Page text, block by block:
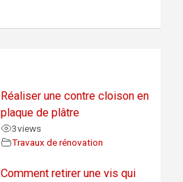
Réaliser une contre cloison en
plaque de plâtre
3views
Travaux de rénovation
Comment retirer une vis qui